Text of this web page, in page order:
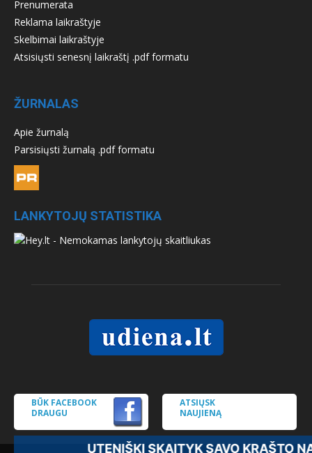
Prenumerata
Reklama laikraštyje
Skelbimai laikraštyje
Atsisiųsti senesnį laikraštį .pdf formatu
ŽURNALAS
Apie žurnalą
Parsisiųsti žurnalą .pdf formatu
LANKYTOJŲ STATISTIKA
BŪK FACEBOOK
DRAUGU
ATSIŲSK
NAUJIENĄ
UTENIŠKI SKAITYK SAVO KRAŠTO